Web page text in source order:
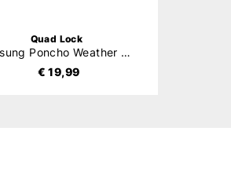
Quad Lock
Samsung Poncho Weather Protection
€ 19,99